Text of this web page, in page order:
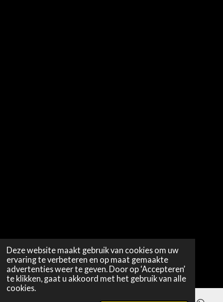
Deze website maakt gebruik van cookies om uw
ervaring te verbeteren en op maat gemaakte
advertenties weer te geven. Door op ‘Accepteren’
te klikken, gaat u akkoord met het gebruik van alle
cookies.